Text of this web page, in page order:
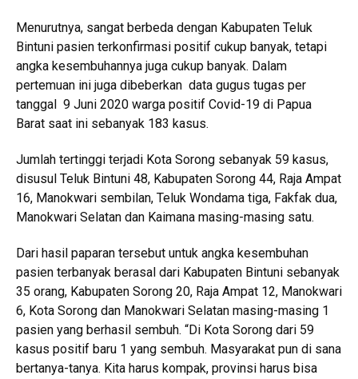
Menurutnya, sangat berbeda dengan Kabupaten Teluk
Bintuni pasien terkonfirmasi positif cukup banyak, tetapi
angka kesembuhannya juga cukup banyak. Dalam
pertemuan ini juga dibeberkan data gugus tugas per
tanggal 9 Juni 2020 warga positif Covid-19 di Papua
Barat saat ini sebanyak 183 kasus.
Jumlah tertinggi terjadi Kota Sorong sebanyak 59 kasus,
disusul Teluk Bintuni 48, Kabupaten Sorong 44, Raja Ampat
16, Manokwari sembilan, Teluk Wondama tiga, Fakfak dua,
Manokwari Selatan dan Kaimana masing-masing satu.
Dari hasil paparan tersebut untuk angka kesembuhan
pasien terbanyak berasal dari Kabupaten Bintuni sebanyak
35 orang, Kabupaten Sorong 20, Raja Ampat 12, Manokwari
6, Kota Sorong dan Manokwari Selatan masing-masing 1
pasien yang berhasil sembuh. “Di Kota Sorong dari 59
kasus positif baru 1 yang sembuh. Masyarakat pun di sana
bertanya-tanya. Kita harus kompak, provinsi harus bisa